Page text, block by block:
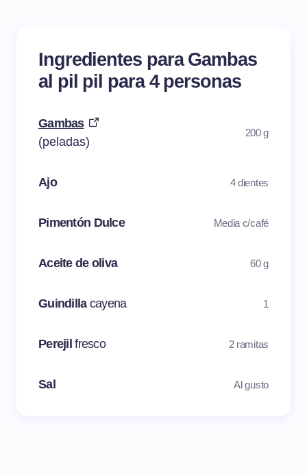
Ingredientes para Gambas
al pil pil para 4 personas
Gambas
(peladas)
200 g
Ajo 4 dientes
Pimentón Dulce Media c/café
Aceite de oliva 60 g
Guindilla cayena 1
Perejilfresco 2 ramitas
Sal Al gusto